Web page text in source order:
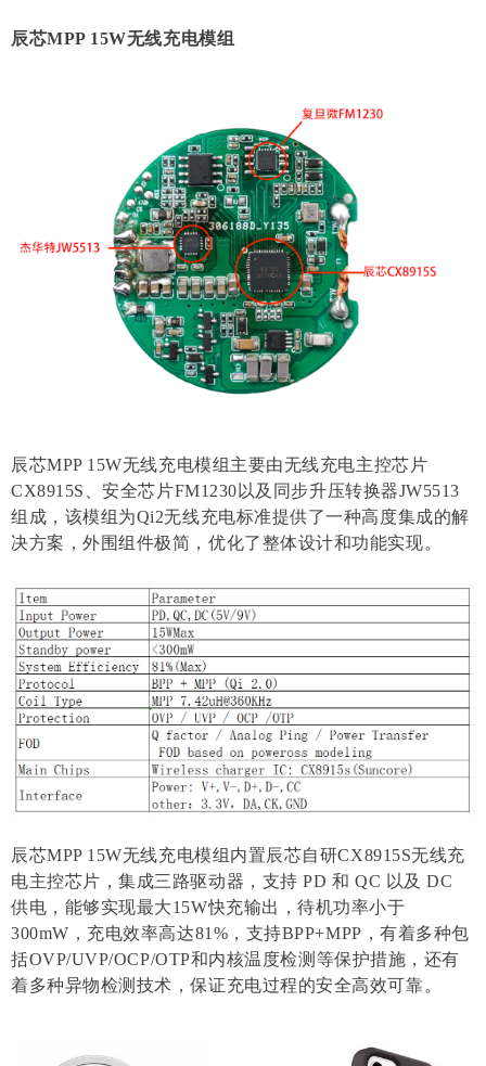
辰芯MPP 15W无线充电模组
辰芯MPP 15W无线充电模组主要由无线充电主控芯片
CX8915S、安全芯片FM1230以及同步升压转换器JW5513
组成，该模组为Qi2无线充电标准提供了一种高度集成的解
决方案，外围组件极简，优化了整体设计和功能实现。
辰芯MPP 15W无线充电模组内置辰芯自研CX8915S无线充
电主控芯片，集成三路驱动器，支持 PD 和 QC 以及 DC
供电，能够实现最大15W快充输出，待机功率小于
300mW，充电效率高达81%，支持BPP+MPP，有着多种包
括OVP/UVP/OCP/OTP和内核温度检测等保护措施，还有
着多种异物检测技术，保证充电过程的安全高效可靠。